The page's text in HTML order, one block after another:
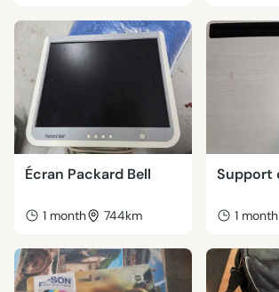
Écran Packard Bell
1 month 744km
Support
1 month